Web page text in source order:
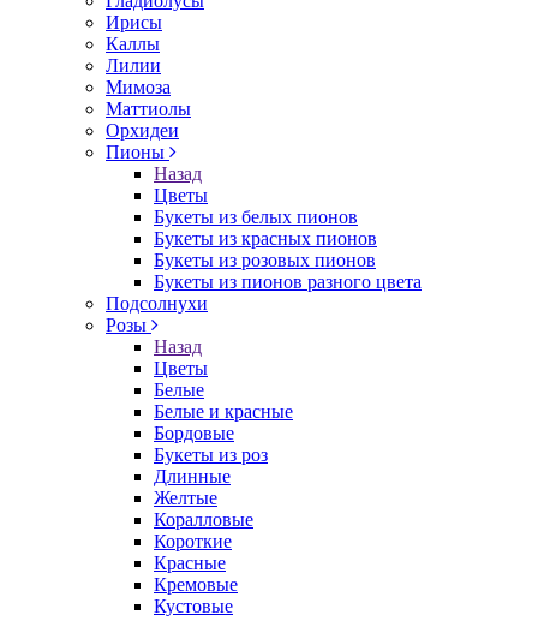
Ирисы
Каллы
Лилии
Мимоза
Маттиолы
Орхидеи
Пионы
Назад
Цветы
Букеты из белых пионов
Букеты из красных пионов
Букеты из розовых пионов
Букеты из пионов разного цвета
Подсолнухи
Розы
Назад
Цветы
Белые
Белые и красные
Бордовые
Букеты из роз
Длинные
Желтые
Коралловые
Короткие
Красные
Кремовые
Кустовые